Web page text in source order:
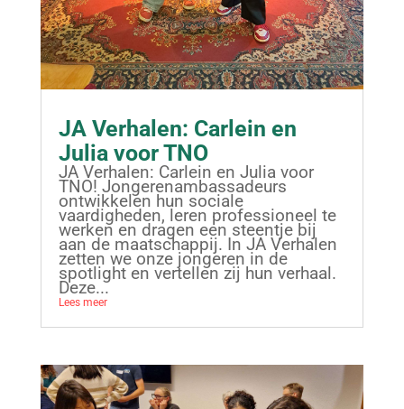
JA Verhalen: Carlein en
Julia voor TNO
JA Verhalen: Carlein en Julia voor
TNO! Jongerenambassadeurs
ontwikkelen hun sociale
vaardigheden, leren professioneel te
werken en dragen een steentje bij
aan de maatschappij. In JA Verhalen
zetten we onze jongeren in de
spotlight en vertellen zij hun verhaal.
Deze...
Lees meer